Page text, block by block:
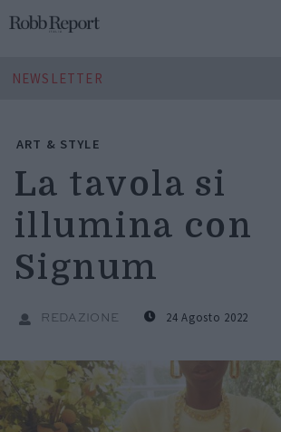
NEWSLETTER
ART & STYLE
La tavola si
illumina con
Signum
REDAZIONE 24 Agosto 2022